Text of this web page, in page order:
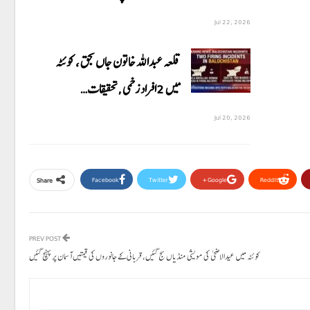
Jul 22, 2026
قلعہ عبداللہ خاتون جاں بحق ، کوئٹہ
میں 2افراد زخمی ,تحقیقات…
Jul 20, 2026
Share Facebook Twitter Google+ ReddIt
کوئٹہ میں عیدالاضحی کی مویشی منڈیاں سج گئیں، قربانی کے جانوروں کی قیمتیں آسمان پر پہنچ گئیں